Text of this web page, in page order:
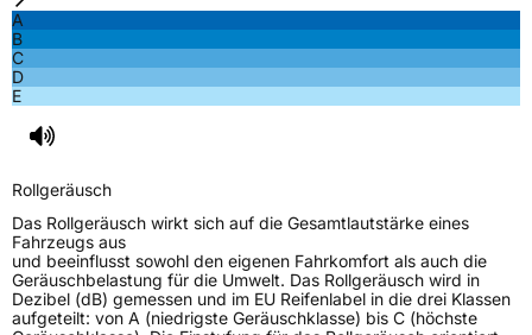
A
B
C
D
E
Rollgeräusch
Das Rollgeräusch wirkt sich auf die Gesamtlautstärke eines
Fahrzeugs aus
und beeinflusst sowohl den eigenen Fahrkomfort als auch die
Geräuschbelastung für die Umwelt. Das Rollgeräusch wird in
Dezibel (dB) gemessen und im EU Reifenlabel in die drei Klassen
aufgeteilt: von A (niedrigste Geräuschklasse) bis C (höchste